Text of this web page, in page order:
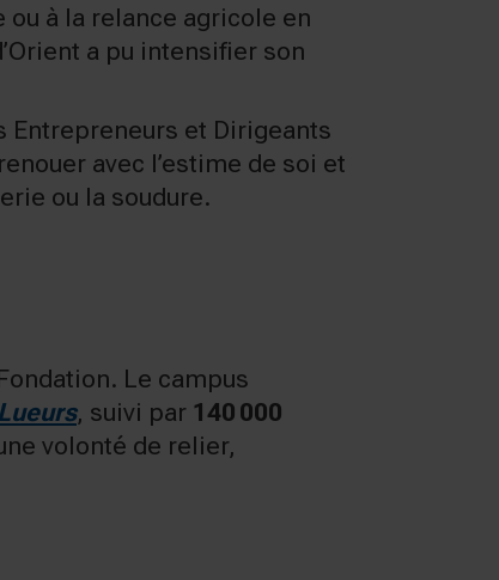
à la relance agricole en
a pu intensifier son
Entrepreneurs et Dirigeants
avec l’estime de soi et
ou la soudure.
Le campus
, suivi par 140 000
volonté de relier,